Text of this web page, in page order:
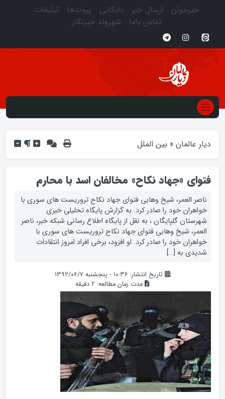
خبرخوان ارسال خبر بایگانی پیوندها
تبلیغات
تماس باما
شهروند خبرنگار
دیار عالمان » بین الملل
فتوای «جهاد نکاح» مخالفان اسد با محارم
ناصر العمر، شیخ وهابی فتوای جهاد نکاح تروریست های سوری با
خواهران خود را صادر کرد. به گزارش پایگاه تحلیلی خبری
شهرستان گلپایگان ، به نقل از پایگاه اطلاع رسانی شبکه خبر، ناصر
العمر، شیخ وهابی فتوای جهاد نکاح تروریست های سوری با
خواهران خود را صادر کرد. او افزود، برخی افراد امروز انتقادات
شدیدی به […]
تاریخ انتشار: ۱۰:۳۶ - پنجشنبه ۱۳۹۲/۰۶/۷
مدت زمان مطالعه: 2 دقیقه